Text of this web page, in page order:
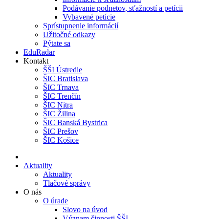
Podávanie podnetov, sťažností a petícii
Vybavené petície
Sprístupnenie informácií
Užitočné odkazy
Pýtate sa
EduRadar
Kontakt
ŠŠI Ústredie
ŠIC Bratislava
ŠIC Trnava
ŠIC Trenčín
ŠIC Nitra
ŠIC Žilina
ŠIC Banská Bystrica
ŠIC Prešov
ŠIC Košice
Aktuality
Aktuality
Tlačové správy
O nás
O úrade
Slovo na úvod